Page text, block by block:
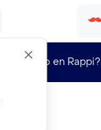
¿Nuevo en Rappi?